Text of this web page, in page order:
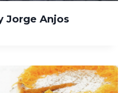
Jorge Anjos